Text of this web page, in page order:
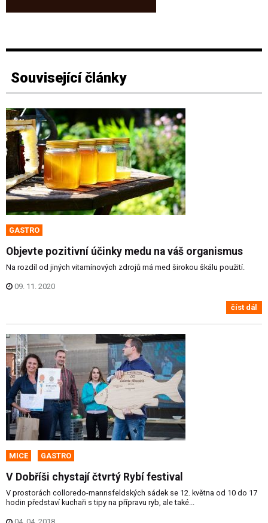
Související články
GASTRO
Objevte pozitivní účinky medu na váš organismus
Na rozdíl od jiných vitamínových zdrojů má med širokou škálu použití.
09. 11. 2020
číst dál
MICE GASTRO
V Dobříši chystají čtvrtý Rybí festival
V prostorách colloredo-mannsfeldských sádek se 12. května od 10 do 17
hodin představí kuchaři s tipy na přípravu ryb, ale také...